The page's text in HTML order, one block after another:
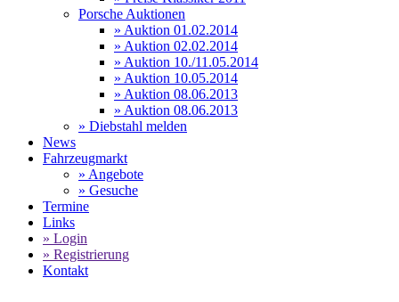
Porsche Auktionen
» Auktion 01.02.2014
» Auktion 02.02.2014
» Auktion 10./11.05.2014
» Auktion 10.05.2014
» Auktion 08.06.2013
» Auktion 08.06.2013
» Diebstahl melden
News
Fahrzeugmarkt
» Angebote
» Gesuche
Termine
Links
» Login
» Registrierung
Kontakt